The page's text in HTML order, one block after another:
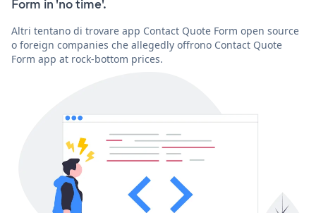
Form in 'no time'.
Altri tentano di trovare app Contact Quote Form open source
o foreign companies che allegedly offrono Contact Quote
Form app at rock-bottom prices.